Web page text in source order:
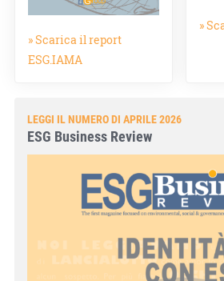
» Scarica il report
ESG.IAMA
»
LEGGI IL NUMERO DI APRILE 2026
ESG Business Review